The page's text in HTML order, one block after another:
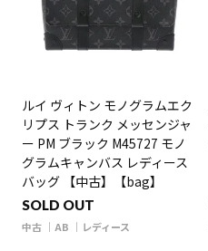
ルイ ヴィトン モノグラムエク
リプス トランク メッセンジャ
ー PM ブラック M45727 モノ
グラムキャンバス レディース
バッグ 【中古】【bag】
SOLD OUT
中古 AB レディース